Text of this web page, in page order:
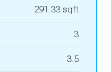
291.33 sqft
3
3.5